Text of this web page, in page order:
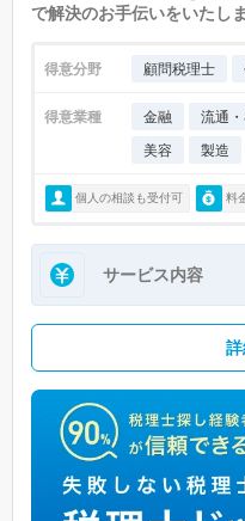
で解決のお手伝いをいたし
得意分野 顧問税理士
得意業種 金融 流通
美容
製造
個人の相談も受付可 料
サービス内容